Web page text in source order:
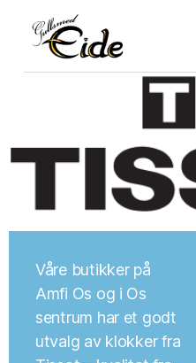
Gullsmed
Våre butikker på
Amfi Os og i Os
sentrum har et godt
utvalg av klokker fra